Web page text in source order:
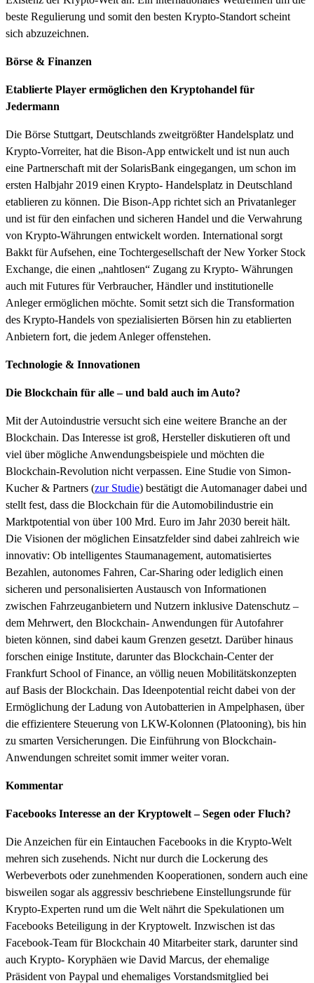
beste Regulierung und somit den besten Krypto-Standort scheint
sich abzuzeichnen.​
Börse & Finanzen
Etablierte Player ermöglichen den Kryptohandel für
Jedermann
Die Börse Stuttgart, Deutschlands zweitgrößter Handelsplatz und
Krypto-Vorreiter, hat die Bison-App entwickelt und ist nun auch
eine Partnerschaft mit der SolarisBank eingegangen, um schon im
ersten Halbjahr 2019 einen Krypto- Handelsplatz in Deutschland
etablieren zu können. Die Bison-App richtet sich an Privatanleger
und ist für den einfachen und sicheren Handel und die Verwahrung
von Krypto-Währungen entwickelt worden. International sorgt
Bakkt für Aufsehen, eine Tochtergesellschaft der New Yorker Stock
Exchange, die einen „nahtlosen“ Zugang zu Krypto- Währungen
auch mit Futures für Verbraucher, Händler und institutionelle
Anleger ermöglichen möchte. Somit setzt sich die Transformation
des Krypto-Handels von spezialisierten Börsen hin zu etablierten
Anbietern fort, die jedem Anleger offenstehen.
Technologie & Innovationen
Die Blockchain für alle – und bald auch im Auto?
Mit der Autoindustrie versucht sich eine weitere Branche an der
Blockchain. Das Interesse ist groß, Hersteller diskutieren oft und
viel über mögliche Anwendungsbeispiele und möchten die
Blockchain-Revolution nicht verpassen. Eine Studie von Simon-
Kucher & Partners (zur Studie) bestätigt die Automanager dabei und
stellt fest, dass die Blockchain für die Automobilindustrie ein
Marktpotential von über 100 Mrd. Euro im Jahr 2030 bereit hält.
Die Visionen der möglichen Einsatzfelder sind dabei zahlreich wie
innovativ: Ob intelligentes Staumanagement, automatisiertes
Bezahlen, autonomes Fahren, Car-Sharing oder lediglich einen
sicheren und personalisierten Austausch von Informationen
zwischen Fahrzeuganbietern und Nutzern inklusive Datenschutz –
dem Mehrwert, den Blockchain- Anwendungen für Autofahrer
bieten können, sind dabei kaum Grenzen gesetzt. Darüber hinaus
forschen einige Institute, darunter das Blockchain-Center der
Frankfurt School of Finance, an völlig neuen Mobilitätskonzepten
auf Basis der Blockchain. Das Ideenpotential reicht dabei von der
Ermöglichung der Ladung von Autobatterien in Ampelphasen, über
die effizientere Steuerung von LKW-Kolonnen (Platooning), bis hin
zu smarten Versicherungen. Die Einführung von Blockchain-
Anwendungen schreitet somit immer weiter voran.
Kommentar
Facebooks Interesse an der Kryptowelt – Segen oder Fluch?
Die Anzeichen für ein Eintauchen Facebooks in die Krypto-Welt
mehren sich zusehends. Nicht nur durch die Lockerung des
Werbeverbots oder zunehmenden Kooperationen, sondern auch eine
bisweilen sogar als aggressiv beschriebene Einstellungsrunde für
Krypto-Experten rund um die Welt nährt die Spekulationen um
Facebooks Beteiligung in der Kryptowelt. Inzwischen ist das
Facebook-Team für Blockchain 40 Mitarbeiter stark, darunter sind
auch Krypto- Koryphäen wie David Marcus, der ehemalige
Präsident von Paypal und ehemaliges Vorstandsmitglied bei